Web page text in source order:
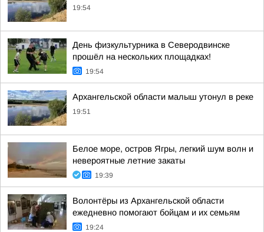
19:54
День физкультурника в Северодвинске
прошёл на нескольких площадках!
19:54
Архангельской области малыш утонул в реке
19:51
Белое море, остров Ягры, легкий шум волн и
невероятные летние закаты
19:39
Волонтёры из Архангельской области
ежедневно помогают бойцам и их семьям
19:24